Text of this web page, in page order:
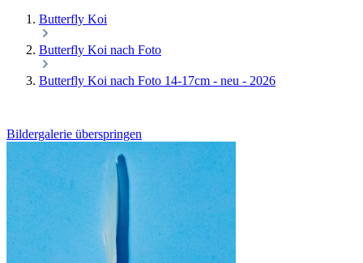
Butterfly Koi
Butterfly Koi nach Foto
Butterfly Koi nach Foto 14-17cm - neu - 2026
Bildergalerie überspringen